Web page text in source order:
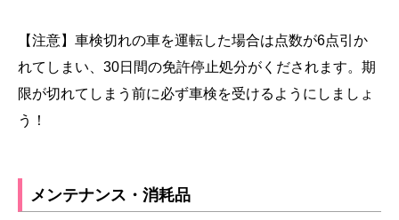
【注意】車検切れの車を運転した場合は点数が6点引か
れてしまい、30日間の免許停止処分がくだされます。期
限が切れてしまう前に必ず車検を受けるようにしましょ
う！
メンテナンス・消耗品